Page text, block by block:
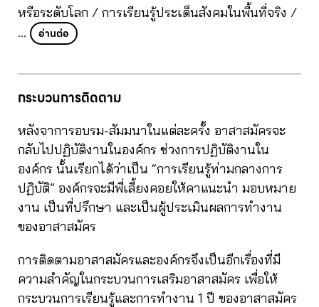
หรือระดับโลก / การเรียนรู้ประเด็นสังคมในพื้นที่จริง /
…
อ่านต่อ
กระบวนการติดตาม
หลังจาการอบรม-สัมมนาในแต่ละครั้ง อาสาสมัครจะ
กลับไปปฏิบัติงานในองค์กร ช่วงการปฏิบัติงานใน
องค์กร นั้นเรียกได้ว่าเป็น “การเรียนรู้ท่ามกลางการ
ปฏิบัติ” องค์กรจะมีพี่เลี้ยงคอยให้คาแนะนำ มอบหมาย
งาน เป็นที่ปรึกษา และเป็นผู้ประเมินผลการทำงาน
ของอาสาสมัคร
การติดตามอาสาสมัครและองค์กรจึงเป็นอีกเรื่องที่มี
ความสำคัญในกระบวนการเสริมอาสาสมัคร เพื่อให้
กระบวนการเรียนรู้และการทำงาน 1 ปี ของอาสาสมัคร